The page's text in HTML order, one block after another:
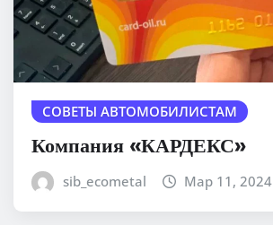
СОВЕТЫ АВТОМОБИЛИСТАМ
Компания «КАРДЕКС»
sib_ecometal Мар 11, 2024